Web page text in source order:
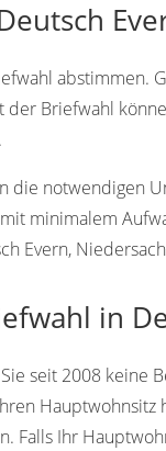
abstimmen.
Briefwahl
die notwendigen
minimalem
Evern,
in
seit 2008 keine
Falls Ihr